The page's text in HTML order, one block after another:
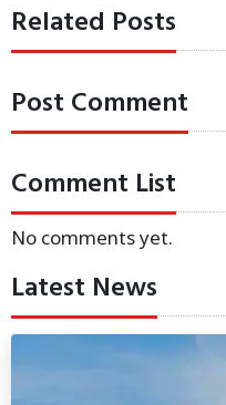
Related Posts
Post Comment
Comment List
No comments yet.
Latest News